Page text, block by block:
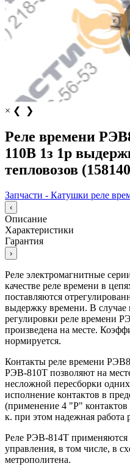
× ❮ ❯
Реле времени
110В 1з 1р
тепловозов
Запчасти - Катушки реле
‹
Описание
Характеристики
Гарантия
›
Реле электромагнитные
качестве реле времени в
поставляются
выдержку времени. В случае
регулировки реле времени
произведена на месте.
нормируется.
Контакты реле времени
РЭВ-810Т позволяют на
несложной пересборки
исполнение контактов в
(применение 4 "Р"
к. при этом надежная работа
Реле РЭВ-814Т применяются
управления, в том числе, в
метрополитена.